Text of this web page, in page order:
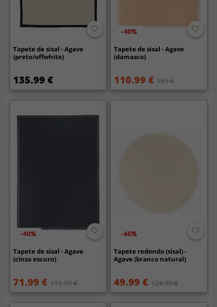
Tapete de sisal - Agave
(preto/offwhite)
135.99 €
-40%
Tapete de sisal - Agave
(damasco)
110.99 € 189 €
-40%
Tapete de sisal - Agave
(cinza escuro)
71.99 € 119.99 €
-60%
Tapete redondo (sisal) -
Agave (branco natural)
49.99 € 124.99 €